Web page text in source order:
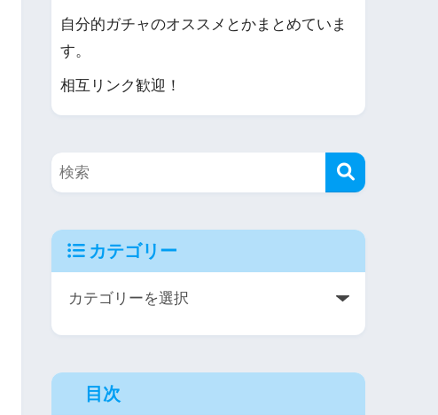
自分的ガチャのオススメとかまとめていま
す。
相互リンク歓迎！
カテゴリー
目次